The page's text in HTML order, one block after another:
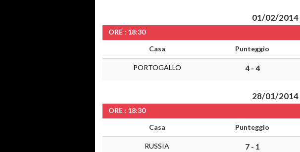
01/02/2014
ORE : 18:30
Casa
Punteggio
PORTOGALLO 4 - 4
28/01/2014
ORE : 18:30
Casa
Punteggio
RUSSIA 7 - 1